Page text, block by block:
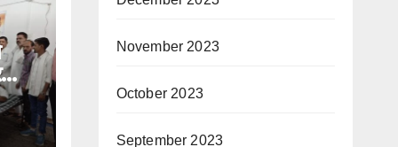
November 2023
October 2023
September 2023